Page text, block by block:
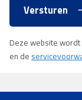
Versturen
Deze website wordt
en de